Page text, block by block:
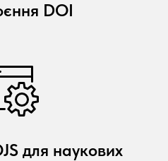
DOI
для наукових